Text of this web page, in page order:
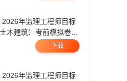
木建筑）考前模拟卷
下载